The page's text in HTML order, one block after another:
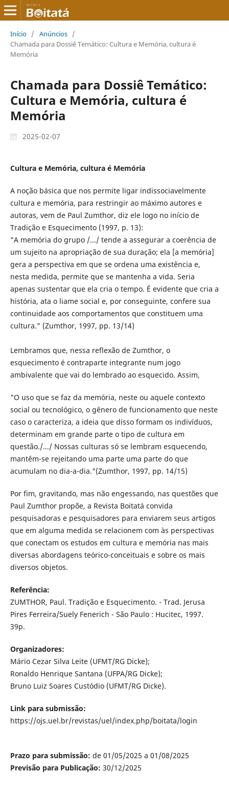
Início / Anúncios /
Chamada para Dossiê Temático: Cultura e Memória, cultura é
Memória
Chamada para Dossiê Temático:
Cultura e Memória, cultura é
Memória
2025-02-07
Cultura e Memória, cultura é Memória
A noção básica que nos permite ligar indissociavelmente
cultura e memória, para restringir ao máximo autores e
autoras, vem de Paul Zumthor, diz ele logo no início de
Tradição e Esquecimento (1997, p. 13):
"A memória do grupo /.../ tende a assegurar a coerência de
um sujeito na apropriação de sua duração; ela [a memória]
gera a perspectiva em que se ordena uma existência e,
nesta medida, permite que se mantenha a vida. Seria
apenas sustentar que ela cria o tempo. É evidente que cria a
história, ata o liame social e, por conseguinte, confere sua
continuidade aos comportamentos que constituem uma
cultura." (Zumthor, 1997, pp. 13/14)
Lembramos que, nessa reflexão de Zumthor, o
esquecimento é contraparte integrante num jogo
ambivalente que vai do lembrado ao esquecido. Assim,
"O uso que se faz da memória, neste ou aquele contexto
social ou tecnológico, o gênero de funcionamento que neste
caso o caracteriza, a ideia que disso formam os indivíduos,
determinam em grande parte o tipo de cultura em
questão./.../ Nossas culturas só se lembram esquecendo,
mantêm-se rejeitando uma parte uma parte do que
acumulam no dia-a-dia."(Zumthor, 1997, pp. 14/15)
Por fim, gravitando, mas não engessando, nas questões que
Paul Zumthor propõe, a Revista Boitatá convida
pesquisadoras e pesquisadores para enviarem seus artigos
que em alguma medida se relacionem com às perspectivas
que conectam os estudos em cultura e memória nas mais
diversas abordagens teórico-conceituais e sobre os mais
diversos objetos.
Referência:
ZUMTHOR, Paul. Tradição e Esquecimento. - Trad. Jerusa
Pires Ferreira/Suely Fenerich - São Paulo : Hucitec, 1997.
39p.
Organizadores:
Mário Cezar Silva Leite (UFMT/RG Dicke);
Ronaldo Henrique Santana (UFPA/RG Dicke);
Bruno Luiz Soares Custódio (UFMT/RG Dicke).
Link para submissão:
https://ojs.uel.br/revistas/uel/index.php/boitata/login
Prazo para submissão: de 01/05/2025 a 01/08/2025
Previsão para Publicação: 30/12/2025